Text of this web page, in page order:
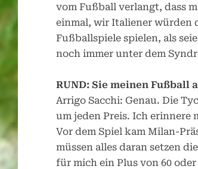
vom Fußball verlangt, dass
einmal, wir Italiener würden
Fußballspiele spielen, als
noch immer unter dem
RUND: Sie meinen Fußball
Arrigo Sacchi: Genau. Die
um jeden Preis. Ich erinnere
Vor dem Spiel kam Milan-
müssen alles daran setzen
für mich ein Plus von 60